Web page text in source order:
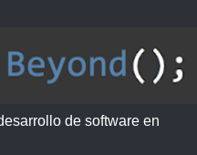
de software en